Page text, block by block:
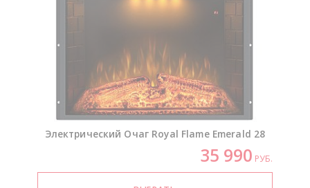
Электрический Очаг Royal Flame Emerald 28
35 990 РУБ.